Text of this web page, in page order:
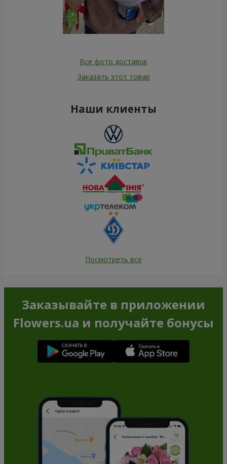
Все фото доставок
Заказать этот товар
Наши клиенты
Посмотреть все
Заказывайте в приложении
Flowers.ua и получайте бонусы